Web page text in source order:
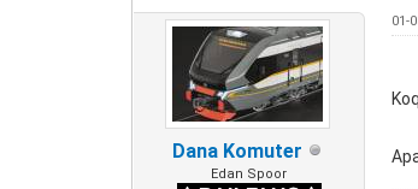
Dana Komuter
Edan Spoor
01-